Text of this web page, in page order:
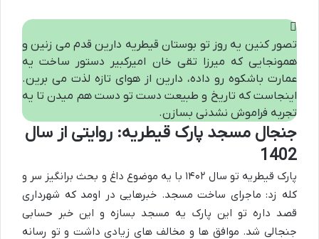
تصور کنین یه روز تو بوستان قیطریه دارین قدم می زنین و
همونجایی که میرزا تقی خان امیرکبیر دستور ساخت یه
عمارت باشکوه رو داده، دارین از هوای تازه لذت می برین.
اینجاست که تاریخ و طبیعت دست تو دست هم میدن تا یه
تجربه فراموش نشدنی بسازن.
جنجال مسجد پارک قیطریه: روایتی از سال
1402
پارک قیطریه تو سال ۱۴۰۲ با یه موضوع داغ و بحث برانگیز سر و
کله زد: ماجرای ساخت مسجد. خبرهایی در اومد که شهرداری
قصد داره تو این پارک یه مسجد بسازه و این خبر حسابی
جنجالی شد. موافق ها و مخالف های زیادی داشت و تو رسانه